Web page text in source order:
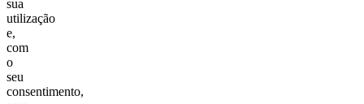
sua
utilização
e,
com
o
seu
consentimento,